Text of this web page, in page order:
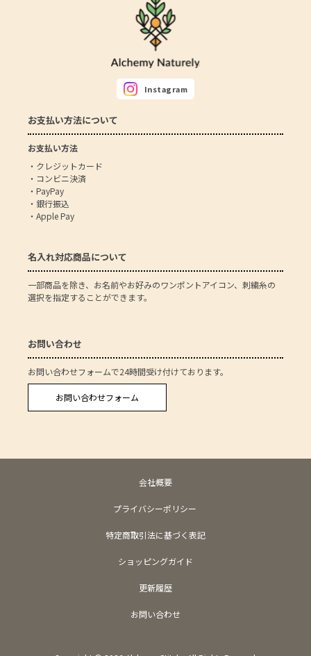
Instagram
お支払い方法について
お支払い方法
・クレジットカード
・コンビニ決済
・PayPay
・銀行振込
・Apple Pay
名入れ対応商品について
一部商品を除き、お名前やお好みのワンポントアイコン、刺繍糸の
選択を指定することができます。
お問い合わせ
お問い合わせフォームで24時間受け付けております。
お問い合わせフォーム
会社概要
プライバシーポリシー
特定商取引法に基づく表記
ショッピングガイド
更新履歴
お問い合わせ